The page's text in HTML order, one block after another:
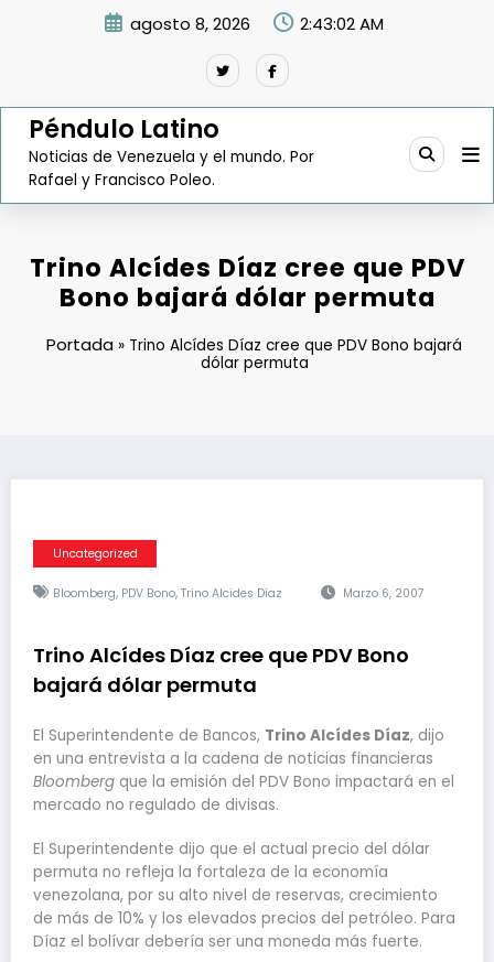
agosto 8, 2026 2:43:03 AM
Péndulo Latino
Noticias de Venezuela y el mundo. Por
Rafael y Francisco Poleo.
Trino Alcídes Díaz cree que PDV
Bono bajará dólar permuta
Portada » Trino Alcídes Díaz cree que PDV Bono bajará
dólar permuta
Uncategorized
Bloomberg, PDV Bono, Trino Alcides Díaz Marzo 6, 2007
Trino Alcídes Díaz cree que PDV Bono
bajará dólar permuta
El Superintendente de Bancos, Trino Alcídes Díaz, dijo
en una entrevista a la cadena de noticias financieras
Bloomberg que la emisión del PDV Bono impactará en el
mercado no regulado de divisas.
El Superintendente dijo que el actual precio del dólar
permuta no refleja la fortaleza de la economía
venezolana, por su alto nivel de reservas, crecimiento
de más de 10% y los elevados precios del petróleo. Para
Díaz el bolívar debería ser una moneda más fuerte.